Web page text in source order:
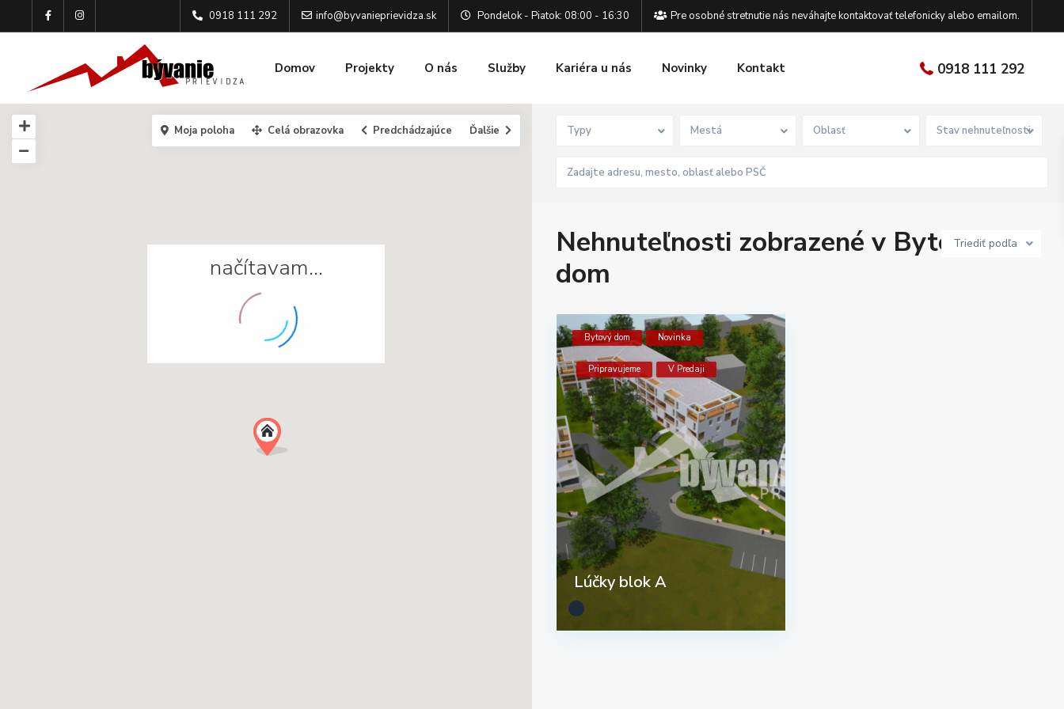
0918 111 292 info@byvanieprievidza.sk Pondelok - Piatok: 08:00 - 16:30 Pre osobné stretnutie nás neváhajte kontaktovať telefonicky alebo emailom.
0918 111 292
Domov Projekty O nás Služby Kariéra u nás Novinky Kontakt
načítavam…
Moja poloha Celá obrazovka Predchádzajúce Ďalšie Typy Mestá Oblasť Stav nehnuteľnosti
Triediť podľa
Nehnuteľnosti zobrazené v Bytový
dom
Bytový dom Novinka
Pripravujeme V Predaji
Lúčky blok A